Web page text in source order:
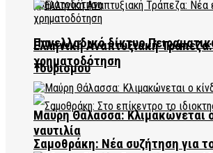
Πανελλαδικό δίκτυο
Τουρισμού
Σαμοθράκη: Νέα συζήτηση για
Ελληνική Αναπτυξιακή
χρηματοδότηση
Μαύρη Θάλασσα: Κλιμακώνεται
ναυτιλία